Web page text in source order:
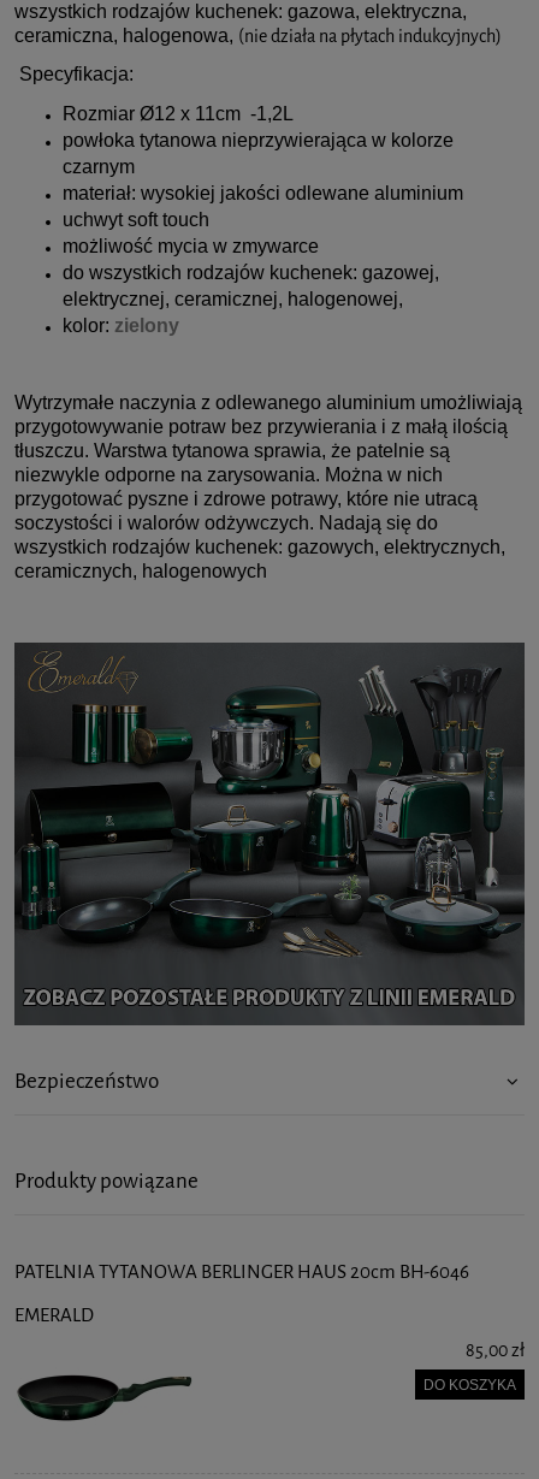
wszystkich rodzajów kuchenek: gazowa, elektryczna,
ceramiczna, halogenowa, (nie działa na płytach indukcyjnych)
Specyfikacja:
Rozmiar Ø12 x 11cm -1,2L
powłoka tytanowa nieprzywierająca w kolorze
czarnym
materiał: wysokiej jakości odlewane aluminium
uchwyt soft touch
możliwość mycia w zmywarce
do wszystkich rodzajów kuchenek: gazowej,
elektrycznej, ceramicznej, halogenowej,
kolor: zielony
Wytrzymałe naczynia z odlewanego aluminium umożliwiają
przygotowywanie potraw bez przywierania i z małą ilością
tłuszczu. Warstwa tytanowa sprawia, że patelnie są
niezwykle odporne na zarysowania. Można w nich
przygotować pyszne i zdrowe potrawy, które nie utracą
soczystości i walorów odżywczych. Nadają się do
wszystkich rodzajów kuchenek: gazowych, elektrycznych,
ceramicznych, halogenowych
Bezpieczeństwo
Produkty powiązane
PATELNIA TYTANOWA BERLINGER HAUS 20cm BH-6046
EMERALD
85,00 zł
DO KOSZYKA